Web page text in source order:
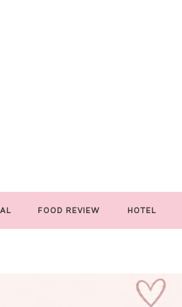
FOOD REVIEW HOTEL